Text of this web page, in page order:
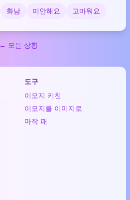
화남 미안해요 고마워요
← 모든 상황
도구
이모지 키친
이모지를 이미지로
마작 패